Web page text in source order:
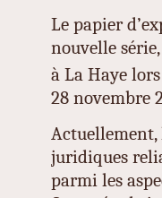
Le papier
nouvelle
à La Haye
28 novembre
Actuellement,
juridiques
parmi les